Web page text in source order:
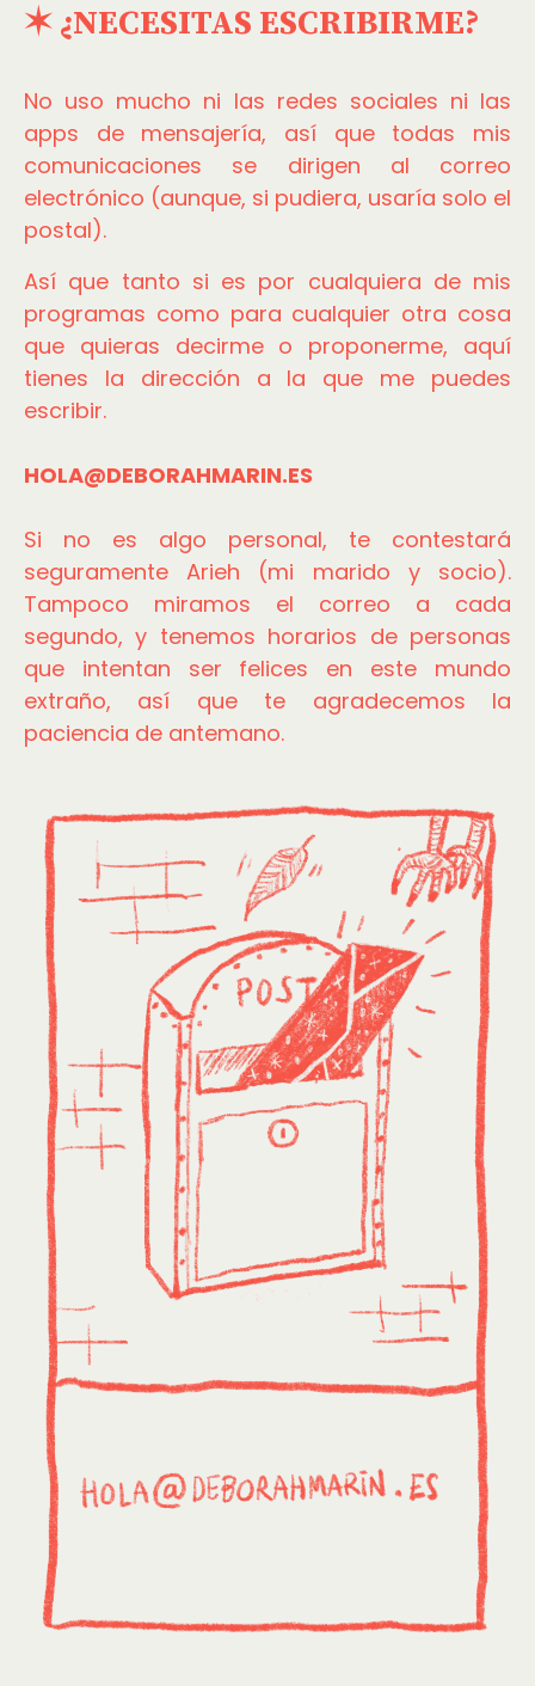
✶ ¿NECESITAS ESCRIBIRME?
No uso mucho ni las redes sociales ni las
apps de mensajería, así que todas mis
comunicaciones se dirigen al correo
electrónico (aunque, si pudiera, usaría solo el
postal).
Así que tanto si es por cualquiera de mis
programas como para cualquier otra cosa
que quieras decirme o proponerme, aquí
tienes la dirección a la que me puedes
escribir.
HOLA@DEBORAHMARIN.ES
Si no es algo personal, te contestará
seguramente Arieh (mi marido y socio).
Tampoco miramos el correo a cada
segundo, y tenemos horarios de personas
que intentan ser felices en este mundo
extraño, así que te agradecemos la
paciencia de antemano.